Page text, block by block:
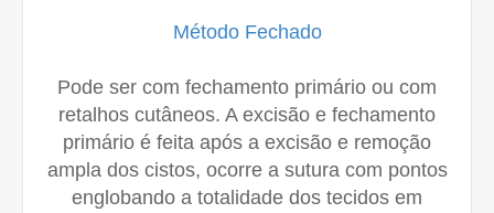
Método Fechado
Pode ser com fechamento primário ou com
retalhos cutâneos. A excisão e fechamento
primário é feita após a excisão e remoção
ampla dos cistos, ocorre a sutura com pontos
englobando a totalidade dos tecidos em